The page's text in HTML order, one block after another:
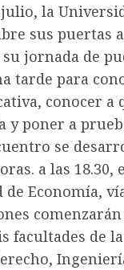
la
sus puertas
jornada de
tarde para
conocer a
y poner a
se
a las 18.30,
de Economía,
comenzarán
facultades de